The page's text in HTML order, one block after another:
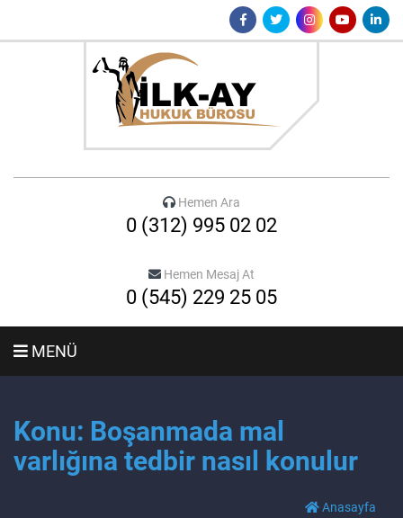
Hemen Ara
0 (312) 995 02 02
Hemen Mesaj At
0 (545) 229 25 05
MENÜ
Konu: Boşanmada mal
varlığına tedbir nasıl konulur
Anasayfa